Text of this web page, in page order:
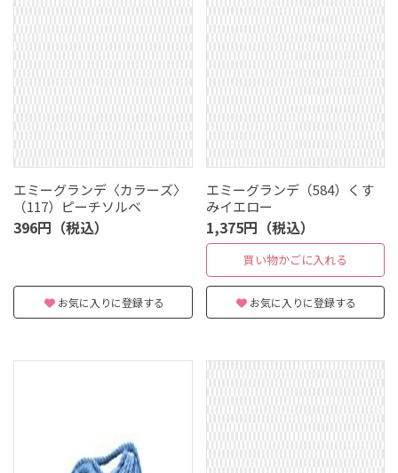
エミーグランデ〈カラーズ〉
（117）ピーチソルベ
396円（税込）
お気に入りに登録する
エミーグランデ（584）くす
みイエロー
1,375円（税込）
買い物かごに入れる
お気に入りに登録する